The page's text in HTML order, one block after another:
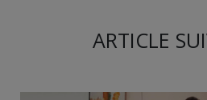
ARTICLE